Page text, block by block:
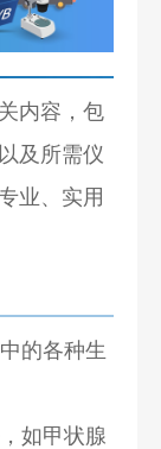
内容，包
及所需仪
业、实用
的各种生
如甲状腺